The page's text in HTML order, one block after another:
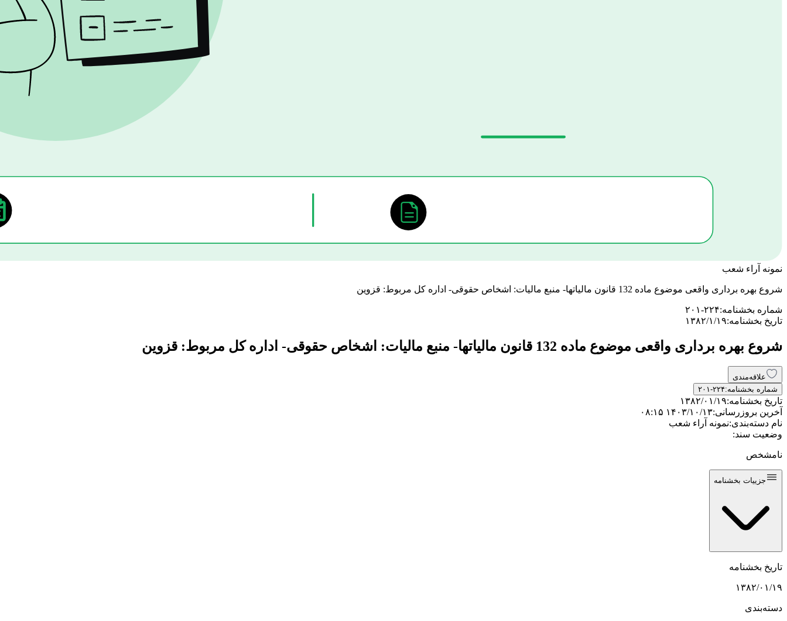
نمونه آراء شعب
شروع بهره برداری واقعی موضوع ماده 132 قانون مالیاتها- منبع مالیات: اشخاص حقوقی- اداره کل مربوط: قزوین
شماره بخشنامه:۲۰۱-۲۲۴
تاریخ بخشنامه:۱۳۸۲/۱/۱۹
شروع بهره برداری واقعی موضوع ماده 132 قانون مالیاتها- منبع مالیات: اشخاص حقوقی- اداره کل مربوط: قزوین
علاقه‌مندی
شماره بخشنامه:۲۰۱-۲۲۴
تاریخ بخشنامه:۱۳۸۲/۰۱/۱۹
آخرین بروزرسانی:۱۴۰۳/۱۰/۱۳ ۰۸:۱۵
نام دسته‌بندی:نمونه آراء شعب
وضعیت سند:
نامشخص
جزییات بخشنامه
تاریخ بخشنامه
۱۳۸۲/۰۱/۱۹
دسته‌بندی